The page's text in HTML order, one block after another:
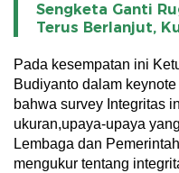
Sengketa Ganti
Terus Berlanjut,
Pada kesempatan ini
Budiyanto dalam
bahwa survey Integritas
ukuran,upaya-upaya
Lembaga dan
mengukur tentang